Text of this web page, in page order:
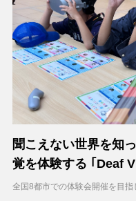
聞こえない世界を知
覚を体験する ｢Deaf
援募集を開始
全国8都市での体験会開催を目